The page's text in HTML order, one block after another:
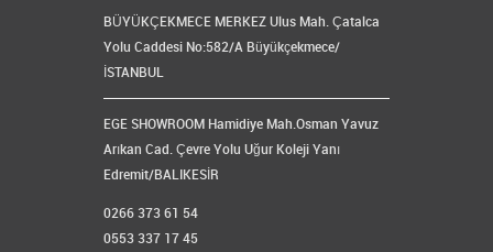
BÜYÜKÇEKMECE MERKEZ Ulus Mah. Çatalca
Yolu Caddesi No:582/A Büyükçekmece/
İSTANBUL
EGE SHOWROOM Hamidiye Mah.Osman Yavuz
Arıkan Cad. Çevre Yolu Uğur Koleji Yanı
Edremit/BALIKESİR
0266 373 61 54
0553 337 17 45